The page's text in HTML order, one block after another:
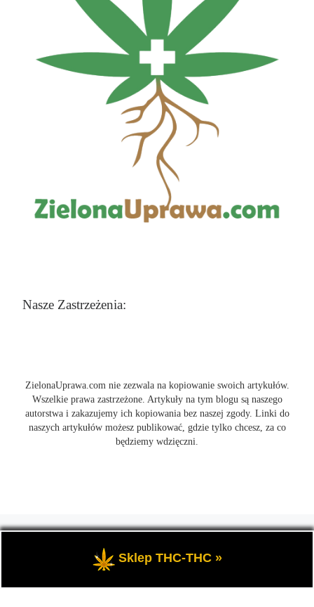
Nasze Zastrzeżenia:
ZielonaUprawa.com nie zezwala na kopiowanie swoich artykułów.
Wszelkie prawa zastrzeżone. Artykuły na tym blogu są naszego
autorstwa i zakazujemy ich kopiowania bez naszej zgody. Linki do
naszych artykułów możesz publikować, gdzie tylko chcesz, za co
będziemy wdzięczni.
wszystko o uprawie i hodowli marihunay, roślin konopi indoor
oraz outdoor.
Sklep THC-THC »